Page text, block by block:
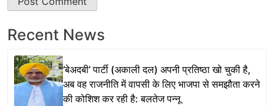
Recent News
‘बेअदबी’ पार्टी (अकाली दल) अपनी प्रतिष्ठा खो चुकी है,
अब वह राजनीति में वापसी के लिए भाजपा से समझौता करने
की कोशिश कर रही है: बलतेज पन्नू